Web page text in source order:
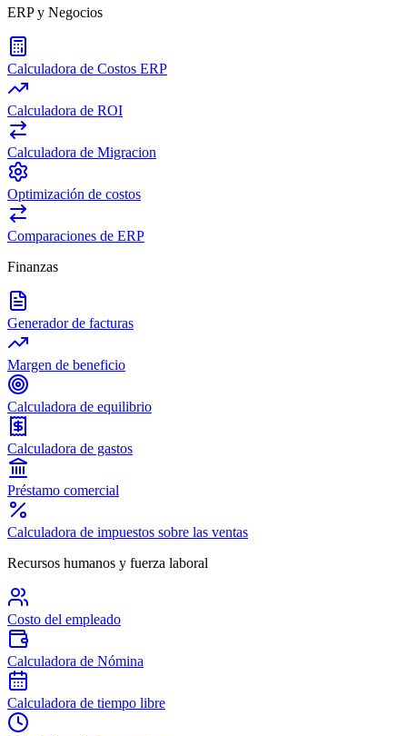
ERP y Negocios
Calculadora de Costos ERP
Calculadora de ROI
Calculadora de Migracion
Optimización de costos
Comparaciones de ERP
Finanzas
Generador de facturas
Margen de beneficio
Calculadora de equilibrio
Calculadora de gastos
Préstamo comercial
Calculadora de impuestos sobre las ventas
Recursos humanos y fuerza laboral
Costo del empleado
Calculadora de Nómina
Calculadora de tiempo libre